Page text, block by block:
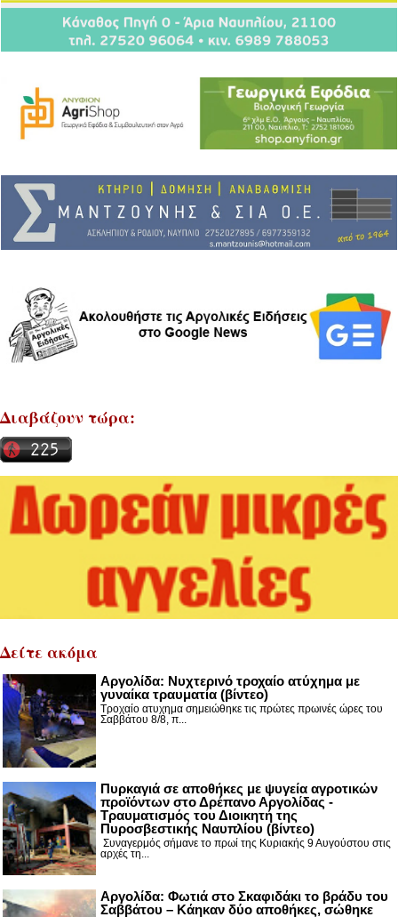
Διαβάζουν τώρα:
Δείτε ακόμα
Αργολίδα: Νυχτερινό τροχαίο ατύχημα με
γυναίκα τραυματία (βίντεο)
Τροχαίο ατυχημα σημειώθηκε τις πρώτες πρωινές ώρες του
Σαββάτου 8/8, π...
Πυρκαγιά σε αποθήκες με ψυγεία αγροτικών
προϊόντων στο Δρέπανο Αργολίδας -
Τραυματισμός του Διοικητή της
Πυροσβεστικής Ναυπλίου (βίντεο)
Συναγερμός σήμανε το πρωί της Κυριακής 9 Αυγούστου στις
αρχές τη...
Αργολίδα: Φωτιά στο Σκαφιδάκι το βράδυ του
Σαββάτου – Κάηκαν δύο αποθήκες, σώθηκε